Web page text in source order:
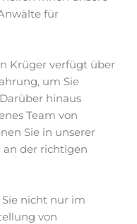
für
Krüger verfügt über
um Sie
hinaus
Team von
Sie in unserer
der richtigen
nicht nur im
von